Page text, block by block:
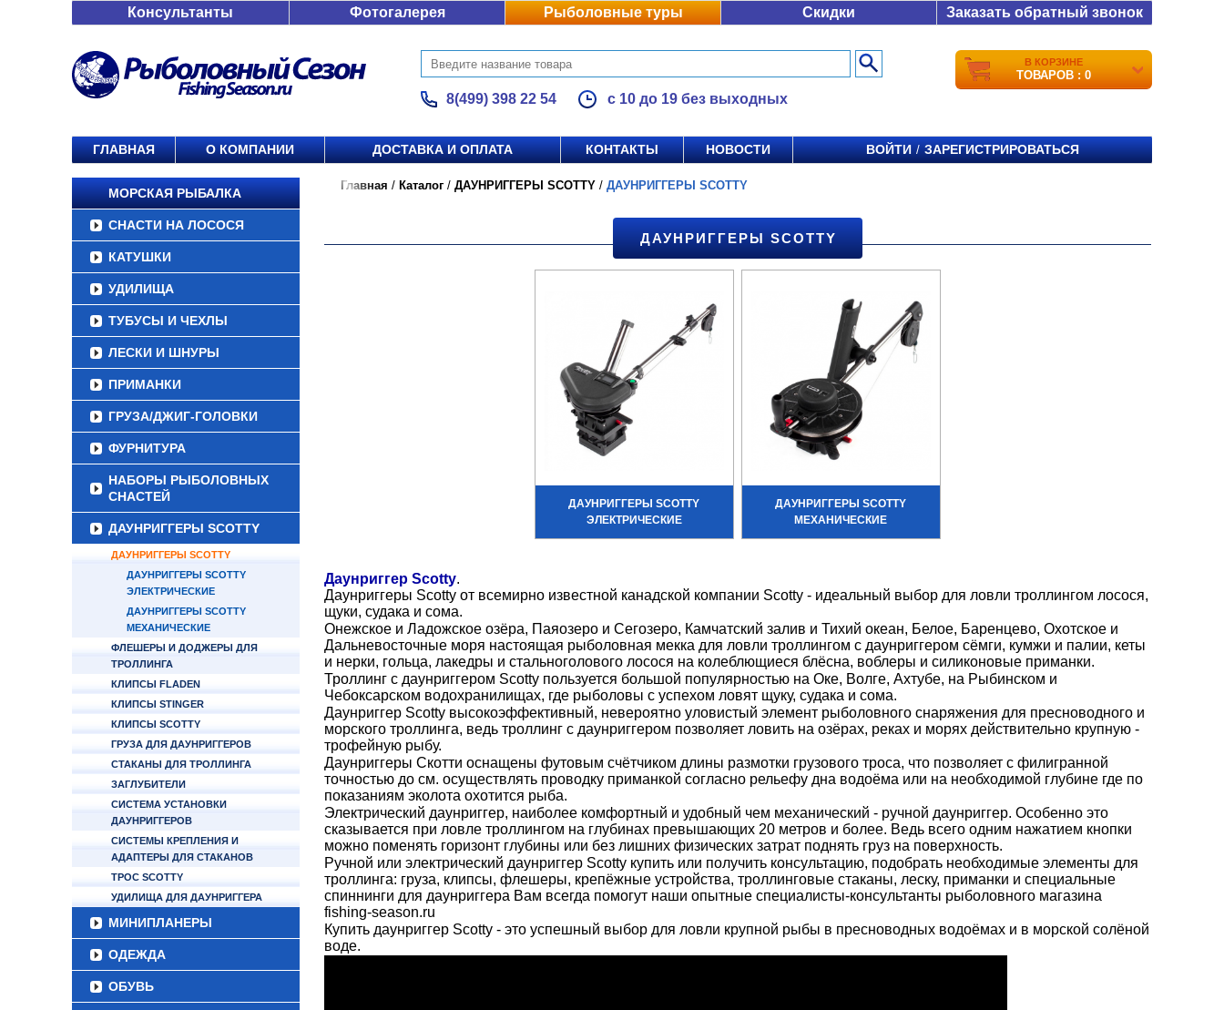
Консультанты Фотогалерея Рыболовные туры Скидки Заказать обратный звонок
8(499) 398 22 54 с 10 до 19 без выходных
В КОРЗИНЕ
ТОВАРОВ : 0
ГЛАВНАЯ О КОМПАНИИ ДОСТАВКА И ОПЛАТА КОНТАКТЫ НОВОСТИ ВОЙТИ / ЗАРЕГИСТРИРОВАТЬСЯ
МОРСКАЯ РЫБАЛКА
СНАСТИ НА ЛОСОСЯ
КАТУШКИ
УДИЛИЩА
ТУБУСЫ И ЧЕХЛЫ
ЛЕСКИ И ШНУРЫ
ПРИМАНКИ
ГРУЗА/ДЖИГ-ГОЛОВКИ
ФУРНИТУРА
НАБОРЫ РЫБОЛОВНЫХ
СНАСТЕЙ
ДАУНРИГГЕРЫ SCOTTY
ДАУНРИГГЕРЫ SCOTTY
ДАУНРИГГЕРЫ SCOTTY
ЭЛЕКТРИЧЕСКИЕ
ДАУНРИГГЕРЫ SCOTTY
МЕХАНИЧЕСКИЕ
ФЛЕШЕРЫ И ДОДЖЕРЫ ДЛЯ
ТРОЛЛИНГА
КЛИПСЫ FLADEN
КЛИПСЫ STINGER
КЛИПСЫ SCOTTY
ГРУЗА ДЛЯ ДАУНРИГГЕРОВ
СТАКАНЫ ДЛЯ ТРОЛЛИНГА
ЗАГЛУБИТЕЛИ
СИСТЕМА УСТАНОВКИ
ДАУНРИГГЕРОВ
СИСТЕМЫ КРЕПЛЕНИЯ И
АДАПТЕРЫ ДЛЯ СТАКАНОВ
ТРОС SCOTTY
УДИЛИЩА ДЛЯ ДАУНРИГГЕРА
МИНИПЛАНЕРЫ
ОДЕЖДА
ОБУВЬ
Главная / Каталог / ДАУНРИГГЕРЫ SCOTTY / ДАУНРИГГЕРЫ SCOTTY
ДАУНРИГГЕРЫ SCOTTY
ДАУНРИГГЕРЫ SCOTTY
ЭЛЕКТРИЧЕСКИЕ
ДАУНРИГГЕРЫ SCOTTY
МЕХАНИЧЕСКИЕ
Даунриггер Scotty.
Даунриггеры Scotty от всемирно известной канадской компании Scotty - идеальный выбор для ловли троллингом лосося,
щуки, судака и сома.
Онежское и Ладожское озёра, Паяозеро и Сегозеро, Камчатский залив и Тихий океан, Белое, Баренцево, Охотское и
Дальневосточные моря настоящая рыболовная мекка для ловли троллингом с даунриггером сёмги, кумжи и палии, кеты
и нерки, гольца, лакедры и стальноголового лосося на колеблющиеся блёсна, воблеры и силиконовые приманки.
Троллинг с даунриггером Scotty пользуется большой популярностью на Оке, Волге, Ахтубе, на Рыбинском и
Чебоксарском водохранилищах, где рыболовы с успехом ловят щуку, судака и сома.
Даунриггер Scotty высокоэффективный, невероятно уловистый элемент рыболовного снаряжения для пресноводного и
морского троллинга, ведь троллинг с даунриггером позволяет ловить на озёрах, реках и морях действительно крупную -
трофейную рыбу.
Даунриггеры Скотти оснащены футовым счётчиком длины размотки грузового троса, что позволяет с филигранной
точностью до см. осуществлять проводку приманкой согласно рельефу дна водоёма или на необходимой глубине где по
показаниям эколота охотится рыба.
Электрический даунриггер, наиболее комфортный и удобный чем механический - ручной даунриггер. Особенно это
сказывается при ловле троллингом на глубинах превышающих 20 метров и более. Ведь всего одним нажатием кнопки
можно поменять горизонт глубины или без лишних физических затрат поднять груз на поверхность.
Ручной или электрический даунриггер Scottyкупить или получить консультацию, подобрать необходимые элементы для
троллинга: груза, клипсы, флешеры, крепёжные устройства, троллинговые стаканы, леску, приманки и специальные
спиннинги для даунриггера Вам всегда помогут наши опытные специалисты-консультанты рыболовного магазина
fishing-season.ru
Купить даунриггер Scotty - это успешный выбор для ловли крупной рыбы в пресноводных водоёмах и в морской солёной
воде.